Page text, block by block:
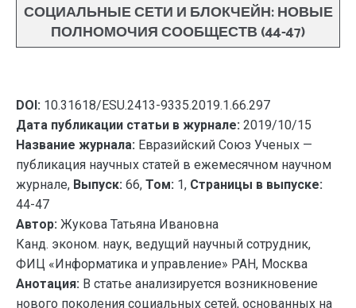
СОЦИАЛЬНЫЕ СЕТИ И БЛОКЧЕЙН: НОВЫЕ
ПОЛНОМОЧИЯ СООБЩЕСТВ (44-47)
DOI: 10.31618/ESU.2413-9335.2019.1.66.297
Дата публикации статьи в журнале: 2019/10/15
Название журнала: Евразийский Союз Ученых —
публикация научных статей в ежемесячном научном
журнале, Выпуск: 66, Том: 1, Страницы в выпуске:
44-47
Автор: Жукова Татьяна Ивановна
Канд. эконом. наук, ведущий научный сотрудник,
ФИЦ «Информатика и управление» РАН, Москва
Анотация: В статье анализируется возникновение
нового поколения социальных сетей, основанных на